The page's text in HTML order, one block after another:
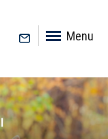
Menu